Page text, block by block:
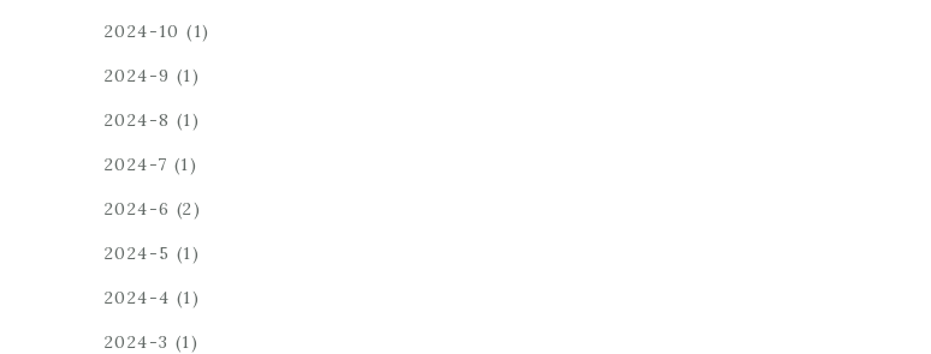
2024-10 (1)
2024-9 (1)
2024-8 (1)
2024-7 (1)
2024-6 (2)
2024-5 (1)
2024-4 (1)
2024-3 (1)